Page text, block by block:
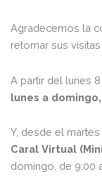
Agradecemos la
retomar sus
A partir del lunes
lunes a
Y, desde el
Caral Virtual
domingo, de 9:00